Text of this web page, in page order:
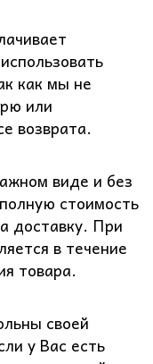
как мы не
или
возврата.
виде и без
стоимость
доставку. При
в течение
товара.
своей
у Вас есть